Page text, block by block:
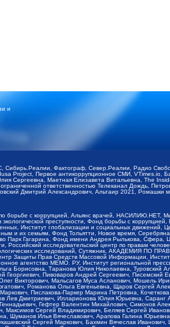
и
Фактограф, Север.Реалии, Радио
Project, Первое антикоррупционное СМИ,
Маетная Елизавета Витальевна, The
ответственностью Телеканал Дождь,
Дмитрий Александрович, Альтаир 2021, Ромашки
борьбе с коррупцией, Альянс врачей,
преступности, Фонд борьбы с
Институт глобализации и социальных
и их семьям, Фонд Тольятти, Новое время,
Парк Гагарина, Фонд имени Андрея Рылькова,
исследовательский центр по правам
исследований, Сутяжник, АКАДЕМИЯ ПО
Защиты Прав Средств Массовой Информации,
агентство МЕМО. РУ, Институт региональной
Борисовна, Таранова Юлия Николаевна, Туровский
Пивоваров Андрей Сергеевич, Писемский
Викторович, Мальсагов Муса Асланович, Мошель
Романова Ольга Евгеньевна, Щаров Сергей
Пислакова-Паркер Марина Петровна,
Лев Дмитриевич, Илларионова Юлия Юрьевна,
Гефтер Валентин Михайлович, Симонов
Сергей Владимирович, Беляев Сергей
Илья Вячеславович, Арапова Галина
Сергей Маркович, Бахмин Вячеслав